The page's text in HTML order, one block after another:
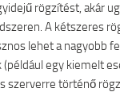
rögzítést, akár
A kétszeres
lehet a nagyobb
egy kiemelt
szerverre történő